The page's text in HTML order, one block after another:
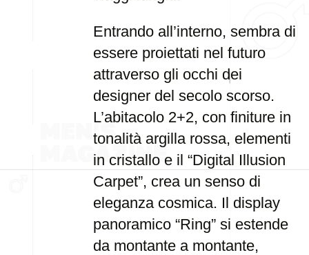
Entrando all’interno, sembra di
essere proiettati nel futuro
attraverso gli occhi dei
designer del secolo scorso.
L’abitacolo 2+2, con finiture in
tonalità argilla rossa, elementi
in cristallo e il “Digital Illusion
Carpet”, crea un senso di
eleganza cosmica. Il display
panoramico “Ring” si estende
da montante a montante,